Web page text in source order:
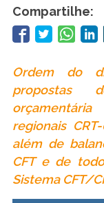
Compartilhe:
Ordem do
propostas
regionais
além de
CFT e de
Sistema CFT/